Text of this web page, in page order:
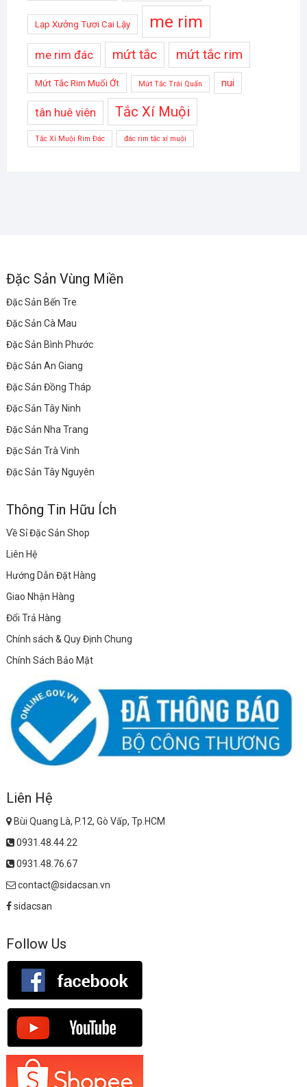
Lạp Xưởng Tươi Cai Lậy me rim
me rim đác mứt tắc mứt tắc rim
Mứt Tắc Rim Muối Ớt Mứt Tắc Trái Quấn nui
tân huê viên Tắc Xí Muội
Tắc Xí Muội Rim Đác đác rim tắc xí muội
Đặc Sản Vùng Miền
Đặc Sản Bến Tre
Đặc Sản Cà Mau
Đặc Sản Bình Phước
Đặc Sản An Giang
Đặc Sản Đồng Tháp
Đặc Sản Tây Ninh
Đặc Sản Nha Trang
Đặc Sản Trà Vinh
Đặc Sản Tây Nguyên
Thông Tin Hữu Ích
Về Sỉ Đặc Sản Shop
Liên Hệ
Hướng Dẫn Đặt Hàng
Giao Nhận Hàng
Đổi Trả Hàng
Chính sách & Quy Định Chung
Chính Sách Bảo Mật
Liên Hệ
Bùi Quang Là, P.12, Gò Vấp, Tp.HCM
0931.48.44.22
0931.48.76.67
contact@sidacsan.vn
sidacsan
Follow Us